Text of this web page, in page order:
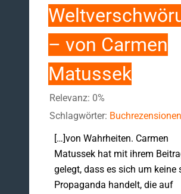
– von Carmen
Matussek
Relevanz: 0%
Schlagwörter: Buchrezensionen
[…]von Wahrheiten. Carmen
Matussek hat mit ihrem
gelegt, dass es sich um keine
Propaganda handelt, die auf